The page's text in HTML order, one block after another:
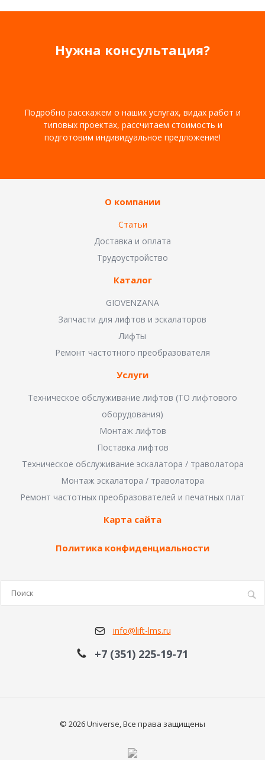
Нужна консультация?
Подробно расскажем о наших услугах, видах работ и
типовых проектах, рассчитаем стоимость и
подготовим индивидуальное предложение!
О компании
Статьи
Доставка и оплата
Трудоустройство
Каталог
GIOVENZANA
Запчасти для лифтов и эскалаторов
Лифты
Ремонт частотного преобразователя
Услуги
Техническое обслуживание лифтов (ТО лифтового
оборудования)
Монтаж лифтов
Поставка лифтов
Техническое обслуживание эскалатора / траволатора
Монтаж эскалатора / траволатора
Ремонт частотных преобразователей и печатных плат
Карта сайта
Политика конфиденциальности
info@lift-lms.ru
+7 (351) 225-19-71
© 2026 Universe, Все права защищены